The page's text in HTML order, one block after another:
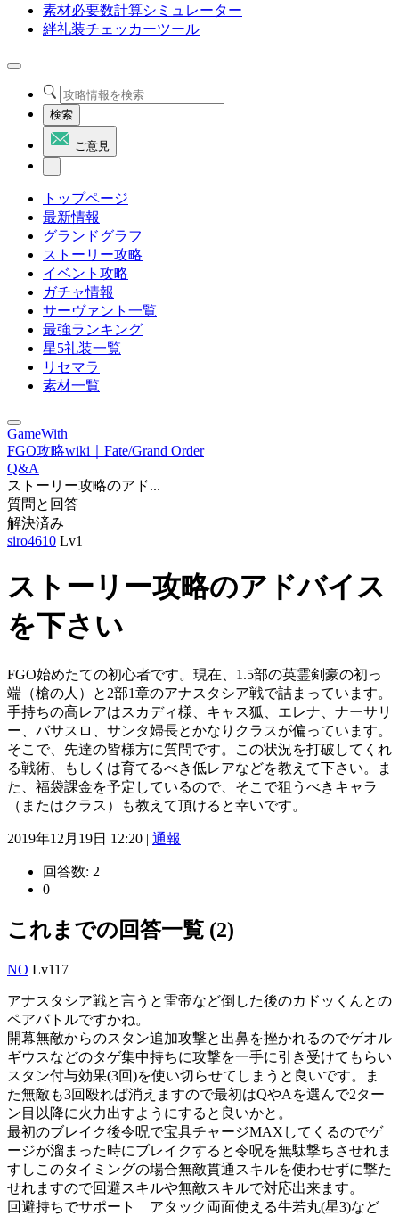
素材必要数計算シミュレーター
絆礼装チェッカーツール
検索
ご意見
トップページ
最新情報
グランドグラフ
ストーリー攻略
イベント攻略
ガチャ情報
サーヴァント一覧
最強ランキング
星5礼装一覧
リセマラ
素材一覧
GameWith
FGO攻略wiki｜Fate/Grand Order
Q&A
ストーリー攻略のアド...
質問と回答
解決済み
siro4610 Lv1
ストーリー攻略のアドバイス
を下さい
FGO始めたての初心者です。現在、1.5部の英霊剣豪の初っ
端（槍の人）と2部1章のアナスタシア戦で詰まっています。
手持ちの高レアはスカディ様、キャス狐、エレナ、ナーサリ
ー、バサスロ、サンタ婦長とかなりクラスが偏っています。
そこで、先達の皆様方に質問です。この状況を打破してくれ
る戦術、もしくは育てるべき低レアなどを教えて下さい。ま
た、福袋課金を予定しているので、そこで狙うべきキャラ
（またはクラス）も教えて頂けると幸いです。
2019年12月19日 12:20 | 通報
回答数: 2
0
これまでの回答一覧 (2)
NO Lv117
アナスタシア戦と言うと雷帝など倒した後のカドッくんとの
ペアバトルですかね。
開幕無敵からのスタン追加攻撃と出鼻を挫かれるのでゲオル
ギウスなどのタゲ集中持ちに攻撃を一手に引き受けてもらい
スタン付与効果(3回)を使い切らせてしまうと良いです。ま
た無敵も3回殴れば消えますので最初はQやAを選んで2ター
ン目以降に火力出すようにすると良いかと。
最初のブレイク後令呪で宝具チャージMAXしてくるのでゲ
ージが溜まった時にブレイクすると令呪を無駄撃ちさせれま
すしこのタイミングの場合無敵貫通スキルを使わせずに撃た
せれますので回避スキルや無敵スキルで対応出来ます。
回避持ちでサポート アタック両面使える牛若丸(星3)など